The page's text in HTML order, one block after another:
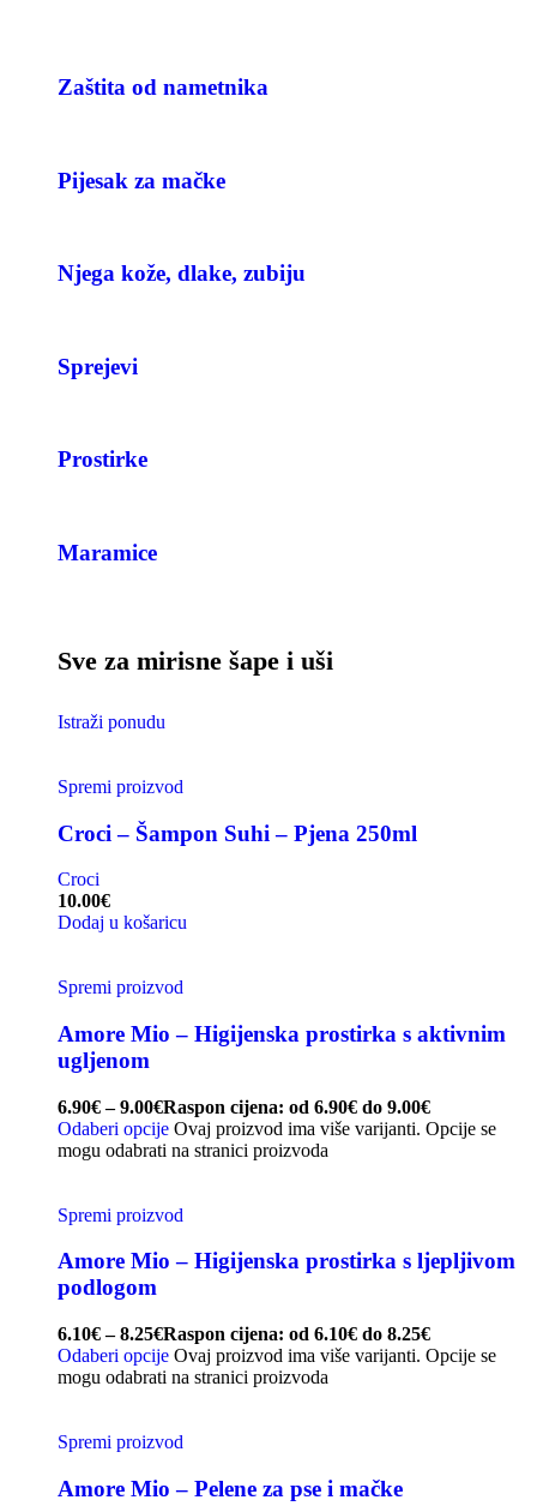
Zaštita od nametnika
Pijesak za mačke
Njega kože, dlake, zubiju
Sprejevi
Prostirke
Maramice
Sve za mirisne šape i uši
Istraži ponudu
Spremi proizvod
Croci – Šampon Suhi – Pjena 250ml
Croci
10.00€
Dodaj u košaricu
Spremi proizvod
Amore Mio – Higijenska prostirka s aktivnim
ugljenom
6.90€ – 9.00€Raspon cijena: od 6.90€ do 9.00€
Odaberi opcije Ovaj proizvod ima više varijanti. Opcije se
mogu odabrati na stranici proizvoda
Spremi proizvod
Amore Mio – Higijenska prostirka s ljepljivom
podlogom
6.10€ – 8.25€Raspon cijena: od 6.10€ do 8.25€
Odaberi opcije Ovaj proizvod ima više varijanti. Opcije se
mogu odabrati na stranici proizvoda
Spremi proizvod
Amore Mio – Pelene za pse i mačke